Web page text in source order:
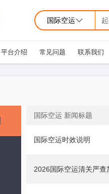
国际空运
平台介绍 常见问题 联系我们
国际空运 新闻标题
国际空运时效说明
2026国际空运清关严